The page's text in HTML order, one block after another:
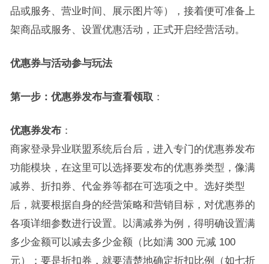
品或服务、营业时间、展示图片等），接着便可准备上
架商品或服务、设置优惠活动，正式开启经营活动。
优惠券与活动参与玩法
第一步：优惠券发布与查看领取 ：
优惠券发布：
商家登录异业联盟系统后台后，进入专门的优惠券发布
功能模块，在这里可以选择要发布的优惠券类型，像满
减券、折扣券、代金券等都在可选项之中。选好类型
后，就要根据自身的经营策略和营销目标，对优惠券的
各项详细参数进行设置。以满减券为例，得明确设置满
多少金额可以减去多少金额（比如满 300 元减 100
元）；要是折扣券，就要清楚地确定折扣比例（如七折